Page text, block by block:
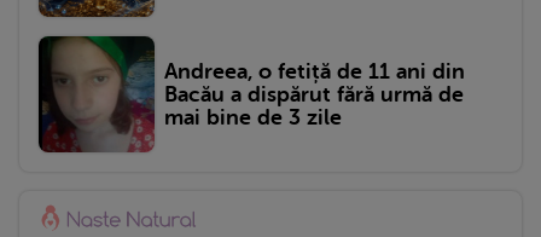
Andreea, o fetiță de 11 ani din
Bacău a dispărut fără urmă de
mai bine de 3 zile